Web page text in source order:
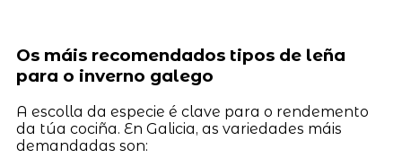
Os máis recomendados tipos de leña
para o inverno galego
A escolla da especie é clave para o rendemento
da túa cociña. En Galicia, as variedades máis
demandadas son: